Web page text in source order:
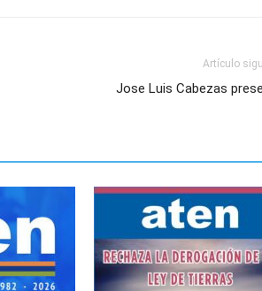
Artículo
Jose Luis Cabezas